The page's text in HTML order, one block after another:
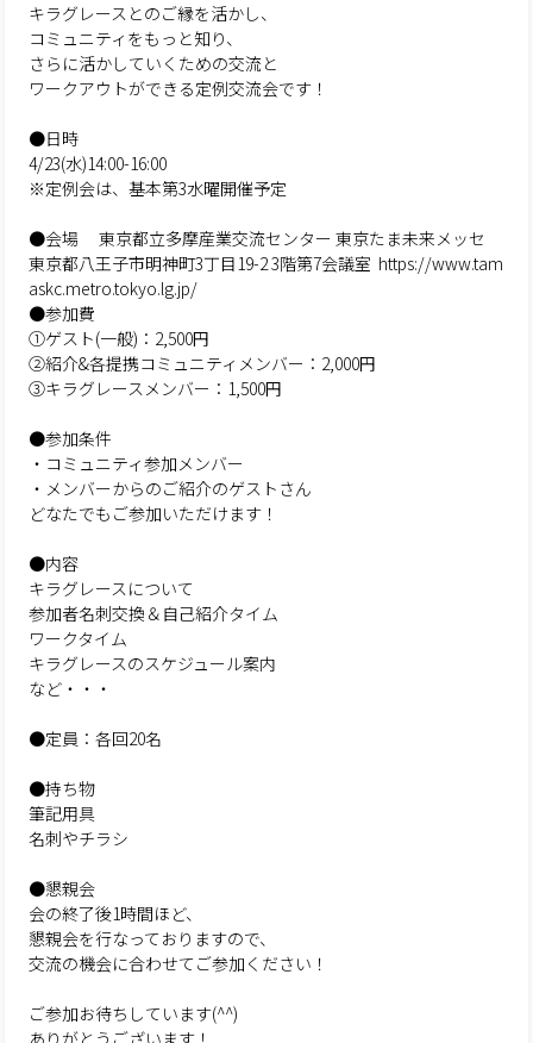
キラグレースとのご縁を活かし、
コミュニティをもっと知り、
さらに活かしていくための交流と
ワークアウトができる定例交流会です！
●日時
4/23(水)14:00-16:00
※定例会は、基本第3水曜開催予定
●会場
東京都立多摩産業交流センター 東京たま未来メッセ
東京都八王子市明神町3丁目19-2 3階第7会議室 https://www.tam
askc.metro.tokyo.lg.jp/
●参加費
①ゲスト(一般)：2,500円
②紹介&各提携コミュニティメンバー：2,000円
③キラグレースメンバー：1,500円
●参加条件
・コミュニティ参加メンバー
・メンバーからのご紹介のゲストさん
どなたでもご参加いただけます！
●内容
キラグレースについて
参加者名刺交換＆自己紹介タイム
ワークタイム
キラグレースのスケジュール案内
など・・・
●定員：各回20名
●持ち物
筆記用具
名刺やチラシ
●懇親会
会の終了後1時間ほど、
懇親会を行なっておりますので、
交流の機会に合わせてご参加ください！
ご参加お待ちしています(^^)